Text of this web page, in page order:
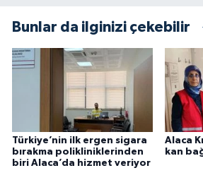
Bunlar da ilginizi çekebilir
Türkiye’nin ilk ergen sigara
bırakma polikliniklerinden
biri Alaca’da hizmet veriyor
Alaca
kan